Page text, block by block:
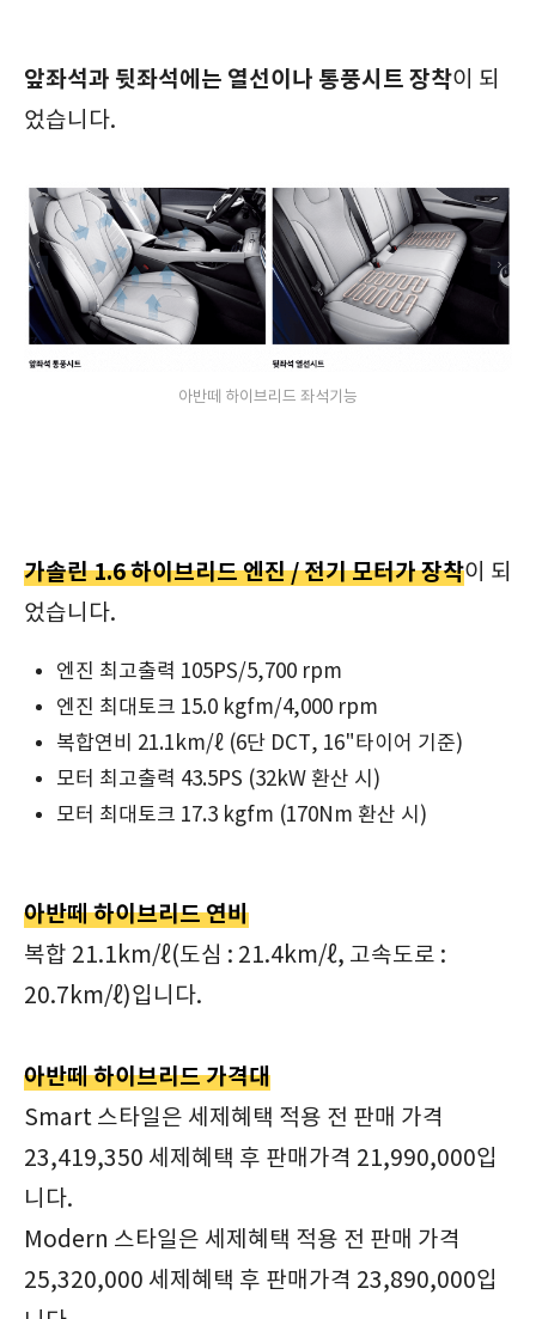
앞좌석과 뒷좌석에는 열선이나 통풍시트 장착이 되
었습니다.
아반떼 하이브리드 좌석기능
가솔린 1.6 하이브리드 엔진 / 전기 모터가 장착이 되
었습니다.
엔진 최고출력 105PS/5,700 rpm
엔진 최대토크 15.0 kgfm/4,000 rpm
복합연비 21.1km/ℓ (6단 DCT, 16"타이어 기준)
모터 최고출력 43.5PS (32kW 환산 시)
모터 최대토크 17.3 kgfm (170Nm 환산 시)
아반떼 하이브리드 연비
복합 21.1km/ℓ(도심 : 21.4km/ℓ, 고속도로 :
20.7km/ℓ)입니다.
아반떼 하이브리드 가격대
Smart 스타일은 세제혜택 적용 전 판매 가격
23,419,350 세제혜택 후 판매가격 21,990,000입
니다.
Modern 스타일은 세제혜택 적용 전 판매 가격
25,320,000 세제혜택 후 판매가격 23,890,000입